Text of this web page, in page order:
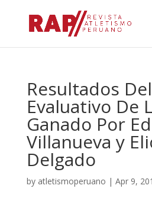
Resultados
Evaluativo De
Ganado Por
Villanueva y
Delgado
by atletismoperuano | Apr 9,